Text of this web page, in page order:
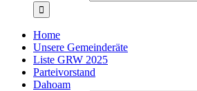
Home
Unsere Gemeinderäte
Liste GRW 2025
Parteivorstand
Dahoam